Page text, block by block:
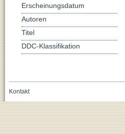
Erscheinungsdatum
Autoren
Titel
DDC-Klassifikation
Kontakt